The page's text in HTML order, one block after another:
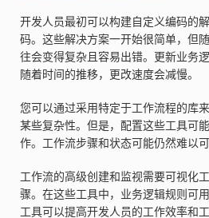
开发人员最初可以构建自定义编码的
码。这些解决方案一开始很简单，但
往会变得复杂且容易出错。更新业务
随着时间的推移，更改速度会减慢。
您可以通过采用特定于工作流程的库
某些复杂性。但是，配置这些工具可
作。工作流步骤和状态可能仍然难以可
工作流的高级创建和监视需要可视化
骤。在这些工具中，业务逻辑规则可
工具可以提高开发人员的工作效率和